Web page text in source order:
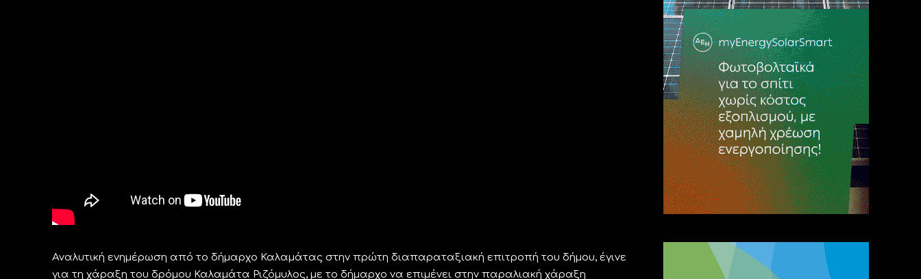
Αναλυτική ενημέρωση από το δήμαρχο Καλαμάτας στην πρώτη διαπαραταξιακή επιτροπή του δήμου, έγινε
για τη χάραξη του δρόμου Καλαμάτα Ριζόμυλος, με το δήμαρχο να επιμένει στην παραλιακή χάραξη